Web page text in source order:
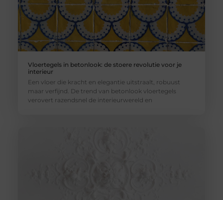
Vloertegels in betonlook: de stoere revolutie voor je
interieur
Een vloer die kracht en elegantie uitstraalt, robuust
maar verfijnd. De trend van betonlook vloertegels
verovert razendsnel de interieurwereld en